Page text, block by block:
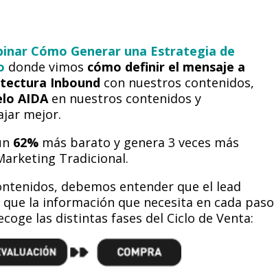
Cómo Generar una Estrategia de
donde vimos cómo definir el mensaje a
Inbound con nuestros contenidos,
AIDAen nuestros contenidos y
mejor.
62%más barato y genera 3 veces más
Tradicional.
debemos entender que el lead
la información que necesita en cada paso
las distintas fases del Ciclo de Venta: